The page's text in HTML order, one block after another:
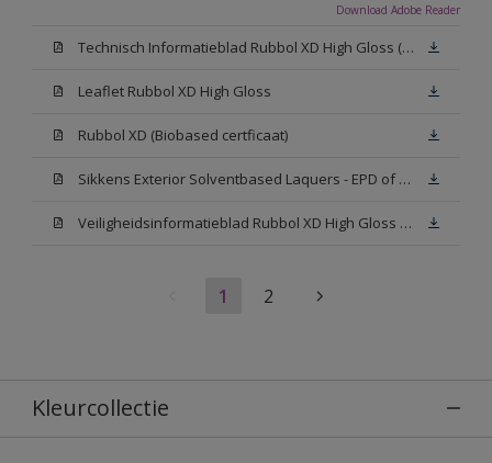
Download Adobe Reader
Technisch Informatieblad Rubbol XD High Gloss (PDF)
Leaflet Rubbol XD High Gloss
Rubbol XD (Biobased certficaat)
Sikkens Exterior Solventbased Laquers - EPD of Milieuproductverklaring
Veiligheidsinformatieblad Rubbol XD High Gloss White W05 (MSDS)
1 2
Kleurcollectie